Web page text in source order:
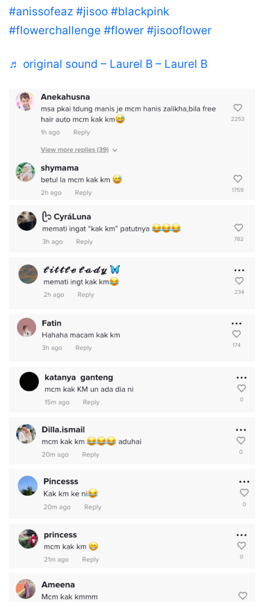
#anissofeaz #jisoo #blackpink
#flowerchallenge #flower #jisooflower
♬ original sound – Laurel B – Laurel B